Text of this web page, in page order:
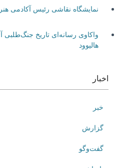
نمایشگاه نقاشی رئیس آکادمی هنر
واکاوی رسانه‌ای تاریخ جنگ‌طلبی
هالیوود
اخبار
خبر
گزارش
گفت‌وگو